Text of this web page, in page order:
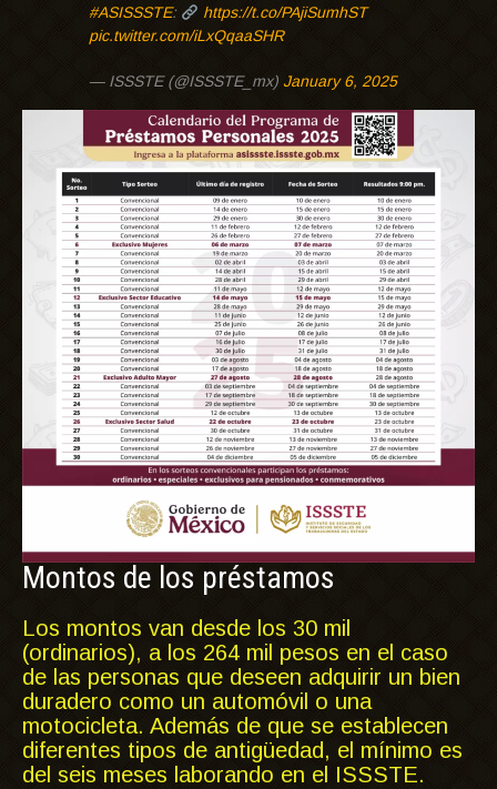
#ASISSSTE:
https://t.co/PAjiSumhST
pic.twitter.com/iLxQqaaSHR
— ISSSTE (@ISSSTE_mx) January 6, 2025
Montos de los préstamos
Los montos van desde los 30 mil
(ordinarios), a los 264 mil pesos en el caso
de las personas que deseen adquirir un bien
duradero como un automóvil o una
motocicleta. Además de que se establecen
diferentes tipos de antigüedad, el mínimo es
del seis meses laborando en el ISSSTE.